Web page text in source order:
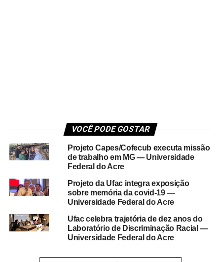
VOCÊ PODE GOSTAR
Projeto Capes/Cofecub executa missão
de trabalho em MG — Universidade
Federal do Acre
Projeto da Ufac integra exposição
sobre memória da covid-19 —
Universidade Federal do Acre
Ufac celebra trajetória de dez anos do
Laboratório de Discriminação Racial —
Universidade Federal do Acre